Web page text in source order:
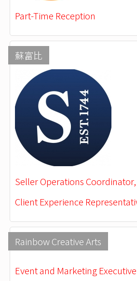
Part-Time Reception
蘇富比
Seller Operations
Client Experience
Rainbow Creative Arts
Event and Marketing Executive